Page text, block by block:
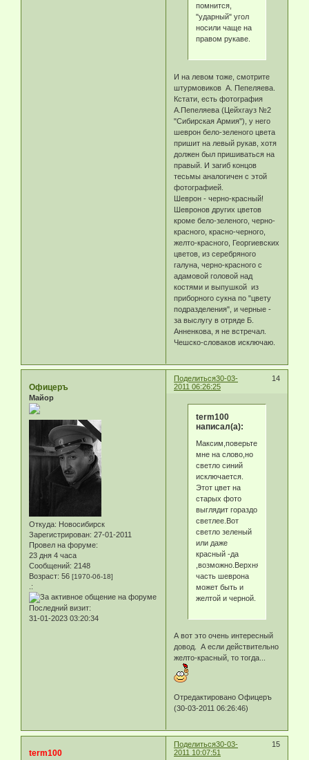
помнится,
"ударный" угол
носили чаще на
правом рукаве.
И на левом тоже, смотрите
штурмовиков А. Пепеляева.
Кстати, есть фотография
А.Пепеляева (Цейхгауз №2
"Сибирская Армия"), у него
шеврон бело-зеленого цвета
пришит на левый рукав, хотя
должен был пришиваться на
правый. И загиб концов
тесьмы аналогичен с этой
фотографией.
Шеврон - черно-красный!
Шевронов других цветов
кроме бело-зеленого, черно-
красного, красно-черного,
желто-красного, Георгиевских
цветов, из серебряного
галуна, черно-красного с
адамовой головой над
костями и выпушкой из
приборного сукна по "цвету
подразделения", и черные -
за выслугу в отряде Б.
Анненкова, я не встречал.
Чешско-словаков исключаю.
Поделиться 14
30-03-
2011 06:26:25
Офицеръ
Майор
Откуда: Новосибирск
Зарегистрирован: 27-01-2011
Провел на форуме:
23 дня 4 часа
Сообщений: 2148
Возраст: 56 [1970-06-18]
.:
Последний визит:
31-01-2023 03:20:34
term100
написал(а):
Максим,поверьте
мне на слово,но
светло синий
исключается.
Этот цвет на
старых фото
выглядит гораздо
светлее.Вот
светло зеленый
или даже
красный -да
,возможно.Верхняя
часть шеврона
может быть и
желтой и черной.
А вот это очень интересный
довод. А если действительно
желто-красный, то тогда...
Отредактировано Офицеръ
(30-03-2011 06:26:46)
Поделиться 15
30-03-
2011 10:07:51
term100